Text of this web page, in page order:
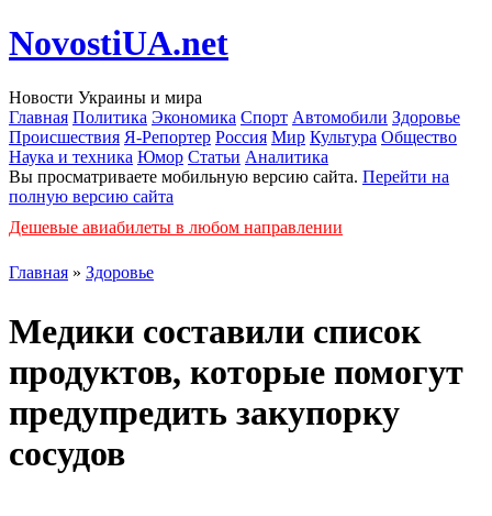
NovostiUA.net
Новости Украины и мира
Главная Политика Экономика Спорт Автомобили Здоровье
Происшествия Я-Репортер Россия Мир Культура Общество
Наука и техника Юмор Статьи Аналитика
Вы просматриваете мобильную версию сайта. Перейти на
полную версию сайта
Дешевые авиабилеты в любом направлении
Главная » Здоровье
Медики составили список
продуктов, которые помогут
предупредить закупорку
сосудов